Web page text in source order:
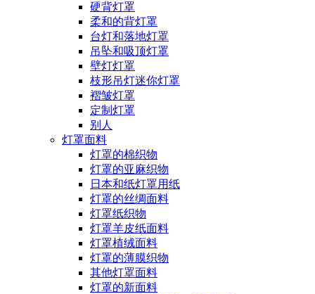
硬背灯罩
柔和的背灯罩
台灯和落地灯罩
吊坠和吸顶灯罩
壁灯灯罩
枝形吊灯迷你灯罩
褶皱灯罩
定制灯罩
别人
灯罩面料
灯罩的棉织物
灯罩的亚麻织物
日本和纸灯罩用纸
灯罩的丝绸面料
灯罩纸织物
灯罩羊皮纸面料
灯罩植绒面料
灯罩的薄膜织物
其他灯罩面料
灯罩的新面料